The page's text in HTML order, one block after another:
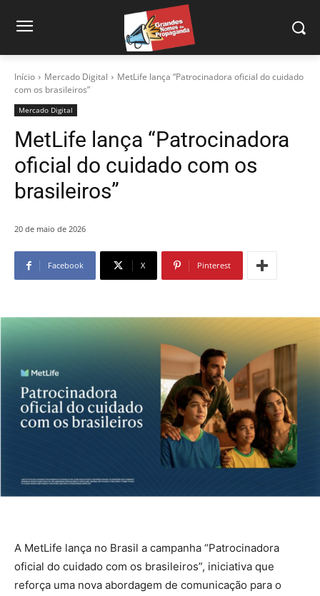
Início Mercado Digital
MetLife lança “Patrocinadora oficial do cuidado
com os brasileiros”
Mercado Digital
MetLife lança “Patrocinadora
oficial do cuidado com os
brasileiros”
20 de maio de 2026
Facebook X Pinterest
A MetLife lança no Brasil a campanha “Patrocinadora
oficial do cuidado com os brasileiros”, iniciativa que
reforça uma nova abordagem de comunicação para o